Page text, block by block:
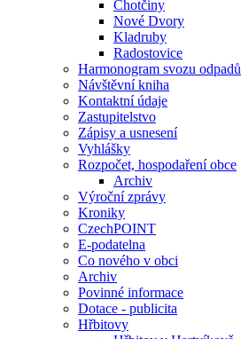
Chotčiny
Nové Dvory
Kladruby
Radostovice
Harmonogram svozu odpadů
Návštěvní kniha
Kontaktní údaje
Zastupitelstvo
Zápisy a usnesení
Vyhlášky
Rozpočet, hospodaření obce
Archiv
Výroční zprávy
Kroniky
CzechPOINT
E-podatelna
Co nového v obci
Archiv
Povinné informace
Dotace - publicita
Hřbitovy